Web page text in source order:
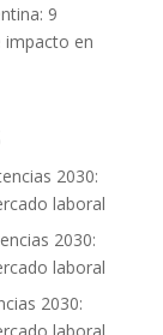
9
impacto en
2030:
laboral
2030:
laboral
2030:
laboral